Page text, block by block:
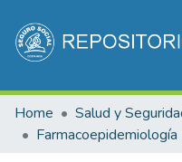
Communities & Collections
All of DSpace
Home
Farmacoepidemiología